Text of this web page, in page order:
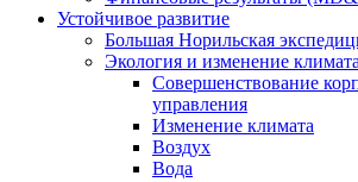
Устойчивое развитие
Большая Норильская
Экология и изменение климата
Совершенствование
управления
Изменение климата
Воздух
Вода